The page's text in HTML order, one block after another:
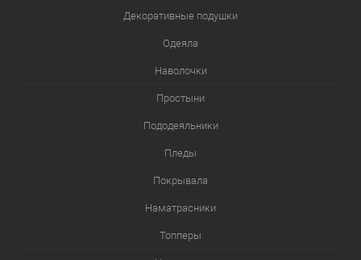
Декоративные подушки
Одеяла
Наволочки
Простыни
Пододеяльники
Пледы
Покрывала
Наматрасники
Топперы